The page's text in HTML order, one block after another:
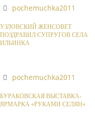
pochemuchka2011
УЗЛОВСКИЙ ЖЕНСОВЕТ
ПОЗДРАВИЛ СУПРУГОВ СЕЛА
ИЛЬИНКА
pochemuchka2011
БУРАКОВСКАЯ ВЫСТАВКА-
ЯРМАРКА «РУКАМИ СЕЛЯН»